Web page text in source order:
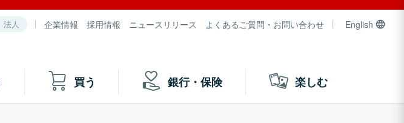
法人 企業情報 採用情報 ニュースリリース よくあるご質問・お問い合わせ English
買う 銀行・保険 楽しむ